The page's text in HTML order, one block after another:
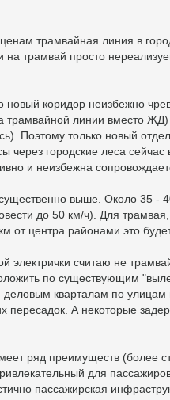
трамвайная линия в
на трамвай просто
новый коридор неизбежно
трамвайной линии вместо
Поэтому только новый
через городские леса
и неизбежна
выше. Около 35 -
до 50 км/ч). Для
от центра районами это
электрички считаю не
по существующим
кварталам по улицам
пересадок. А некоторые
ряд преимуществ (более
для
пассажирская